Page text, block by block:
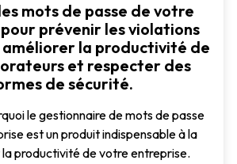
mots de passe de votre
prévenir les violations
améliorer la productivité de
et respecter des
de sécurité.
le gestionnaire de mots de passe
est un produit indispensable à la
productivité de votre entreprise.